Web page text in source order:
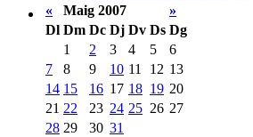
«
Maig 2007
»
Dl Dm Dc Dj Dv Ds Dg
1
2 3 4 5
6
7
8 9 10 11 12 13
14 15 16 17 18 19 20
21 22 23 24 25 26 27
28 29 30 31